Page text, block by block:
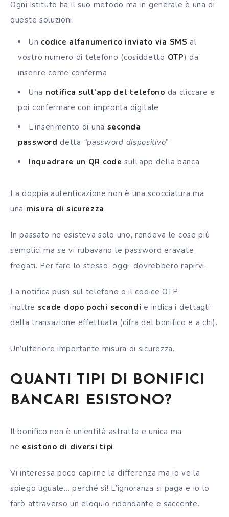
Ogni istituto ha il suo metodo ma in generale è una di
queste soluzioni:
Un codice alfanumerico inviato via SMS al
vostro numero di telefono (cosiddetto OTP) da
inserire come conferma
Una notifica sull’app del telefono da cliccare e
poi confermare con impronta digitale
L’inserimento di una seconda
password detta “password dispositivo”
Inquadrare un QR code sull’app della banca
La doppia autenticazione non è una scocciatura ma
una misura di sicurezza.
In passato ne esisteva solo uno, rendeva le cose più
semplici ma se vi rubavano le password eravate
fregati. Per fare lo stesso, oggi, dovrebbero rapirvi.
La notifica push sul telefono o il codice OTP
inoltre scade dopo pochi secondi e indica i dettagli
della transazione effettuata (cifra del bonifico e a chi).
Un’ulteriore importante misura di sicurezza.
QUANTI TIPI DI BONIFICI
BANCARI ESISTONO?
Il bonifico non è un’entità astratta e unica ma
ne esistono di diversi tipi.
Vi interessa poco capirne la differenza ma io ve la
spiego uguale… perché si! L’ignoranza si paga e io lo
farò attraverso un eloquio ridondante e saccente.